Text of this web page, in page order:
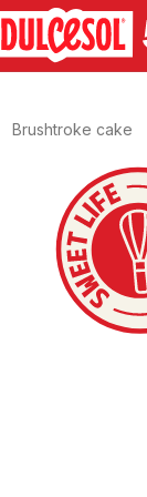
SWEET LIFE
Brushtroke cake